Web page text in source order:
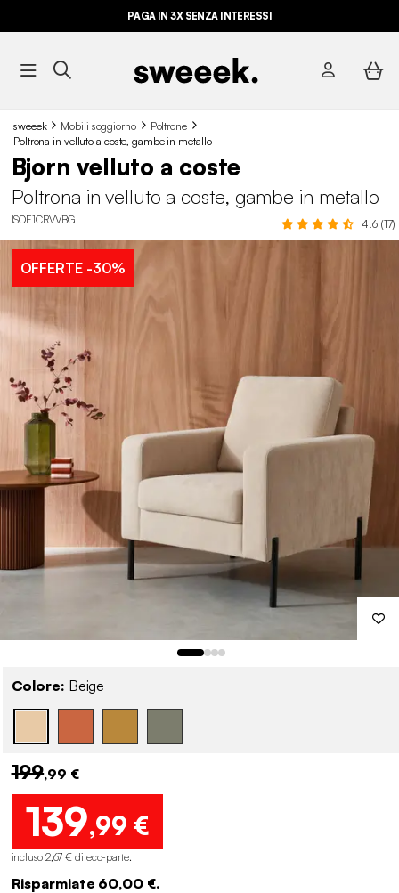
PAGA IN 3X SENZA INTERESSI
sweeek Mobili soggiorno
Poltrone
Poltrona in velluto a coste, gambe in metallo
Bjorn velluto a coste
Poltrona in velluto a coste, gambe in metallo
ISOF1CRVVBG 4.6 (17)
OFFERTE-30%
Colore: Beige
199,99 €
139,99 €
incluso 2,67 € di eco-parte.
Risparmiate 60,00 €.